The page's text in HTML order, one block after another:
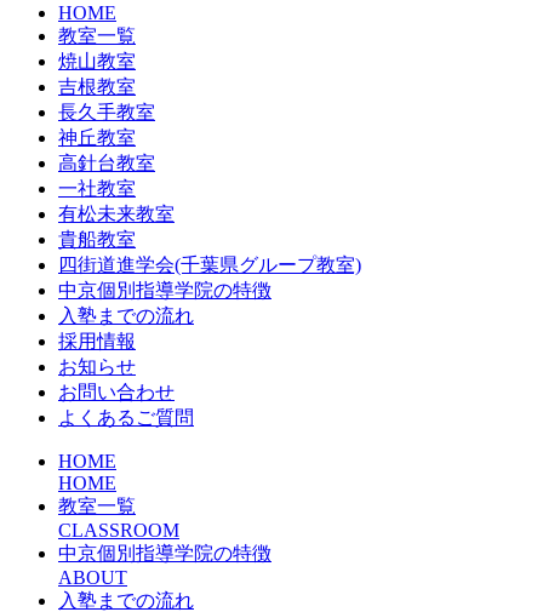
HOME
教室一覧
焼山教室
吉根教室
長久手教室
神丘教室
高針台教室
一社教室
有松未来教室
貴船教室
四街道進学会(千葉県グループ教室)
中京個別指導学院の特徴
入塾までの流れ
採用情報
お知らせ
お問い合わせ
よくあるご質問
HOME
HOME
教室一覧
CLASSROOM
中京個別指導学院の特徴
ABOUT
入塾までの流れ